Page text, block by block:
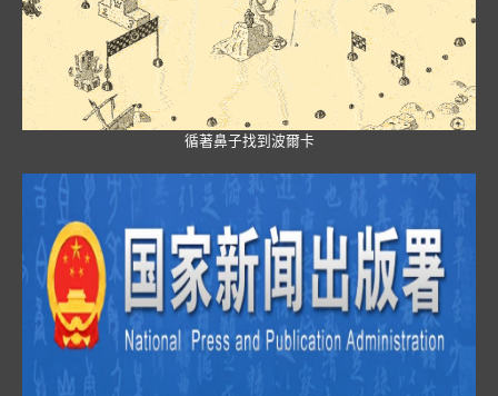
循著鼻子找到波爾卡